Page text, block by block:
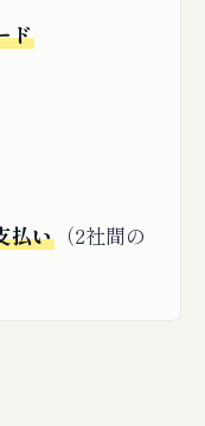
ド
払い （2社間の